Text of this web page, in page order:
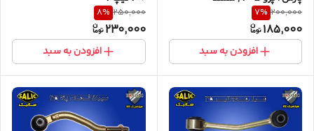
200,000
7%
185,000
افزودن به سبد
250,000
8%
230,000
افزودن به سبد